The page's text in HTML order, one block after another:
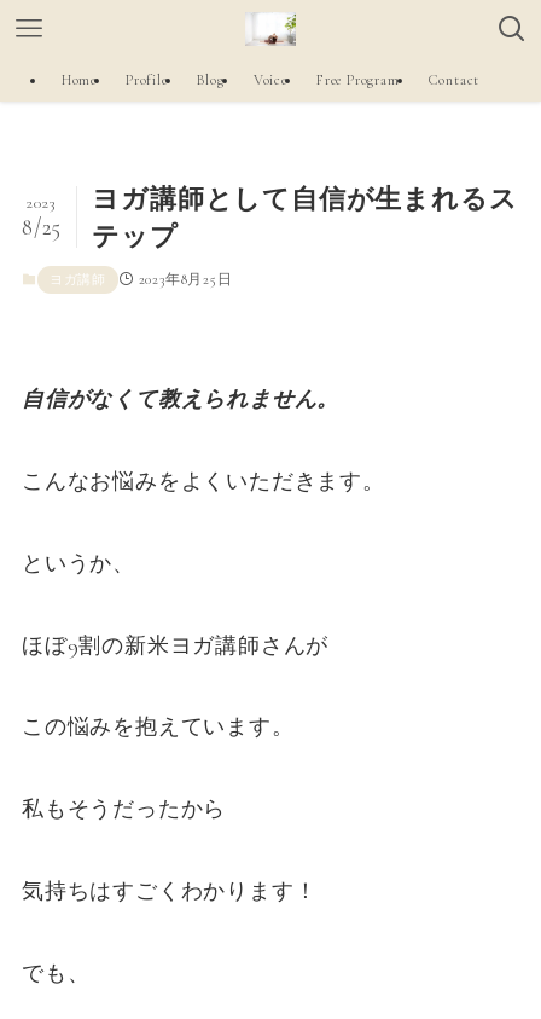
Home Profile Blog Voice Free Program Contact
ヨガ講師として自信が生まれるス
テップ
2023
8/25
ヨガ講師 2023年8月25日
自信がなくて教えられません。
こんなお悩みをよくいただきます。
というか、
ほぼ9割の新米ヨガ講師さんが
この悩みを抱えています。
私もそうだったから
気持ちはすごくわかります！
でも、